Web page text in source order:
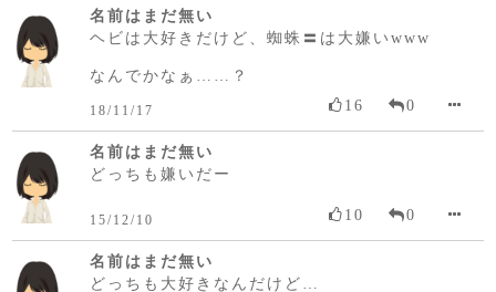
名前はまだ無い
ヘビは大好きだけど、蜘蛛〓は大嫌いwww
なんでかなぁ……？
18/11/17 16 0
名前はまだ無い
どっちも嫌いだー
15/12/10 10 0
名前はまだ無い
どっちも大好きなんだけど…